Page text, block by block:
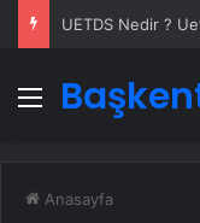
Menü
Anasayfa